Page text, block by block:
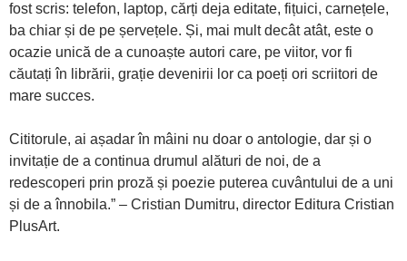
fost scris: telefon, laptop, cărți deja editate, fițuici, carnețele,
ba chiar și de pe șervețele. Și, mai mult decât atât, este o
ocazie unică de a cunoaște autori care, pe viitor, vor fi
căutați în librării, grație devenirii lor ca poeți ori scriitori de
mare succes.
Cititorule, ai așadar în mâini nu doar o antologie, dar și o
invitație de a continua drumul alături de noi, de a
redescoperi prin proză și poezie puterea cuvântului de a uni
și de a înnobila.” – Cristian Dumitru, director Editura Cristian
PlusArt.